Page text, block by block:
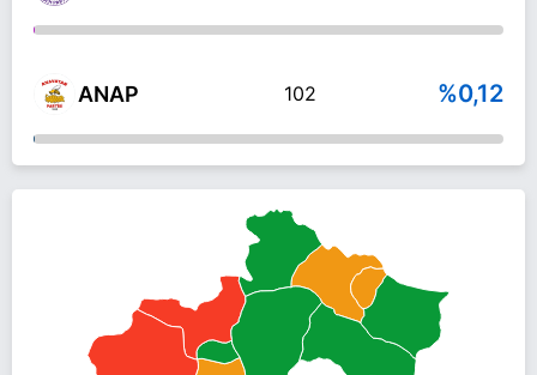
ANAP 102 %0,12